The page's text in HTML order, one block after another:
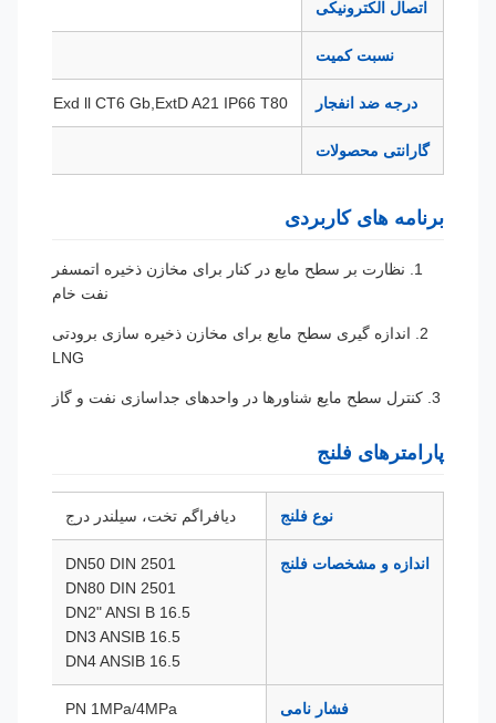
اتصال الکترونیکی
نسبت کمیت
درجه ضد انفجار 1l CT6 Ga,Exd ll CT6 Gb,ExtD A21 IP66 T80℃
گارانتی محصولات
برنامه های کاربردی
1. نظارت بر سطح مایع در کنار برای مخازن ذخیره اتمسفر
نفت خام
2. اندازه گیری سطح مایع برای مخازن ذخیره سازی برودتی
پارامترهای فلنج
نوع فلنج دیافراگم تخت، سیلندر درج
اندازه و مشخصات فلنج
DN50 DIN 2501
DN80 DIN 2501
DN2" ANSI B 16.5
DN3 ANSIB 16.5
DN4 ANSIB 16.5
فشار نامی
PN 1MPa/4MPa